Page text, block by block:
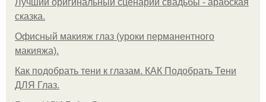
Лучший оригинальный сценарий свадьбы - арабская
сказка.
Офисный макияж глаз (уроки перманентного
макияжа).
Как подобрать тени к глазам. КАК Подобрать Тени
ДЛЯ Глаз.